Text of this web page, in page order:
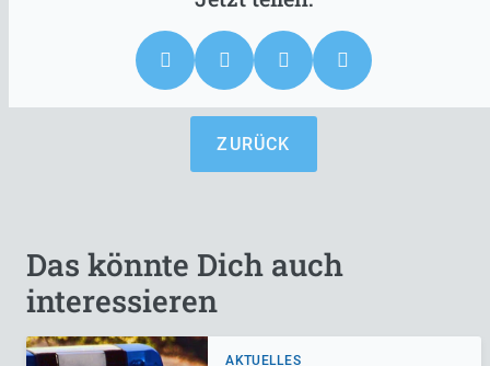
ZURÜCK
Das könnte Dich auch
interessieren
AKTUELLES